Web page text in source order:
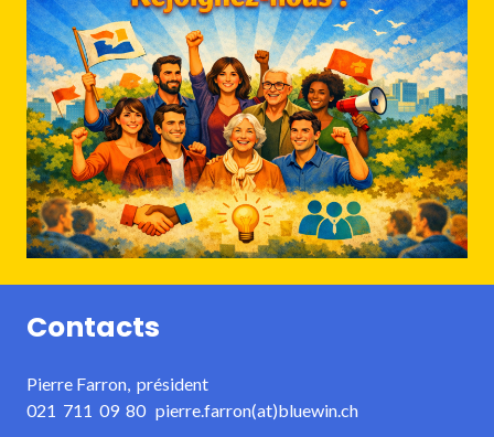
Contacts
Pierre Farron, président
021 711 09 80 pierre.farron(at)bluewin.ch